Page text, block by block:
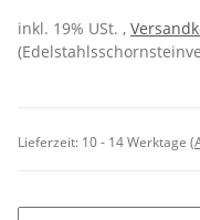
inkl. 19% USt. ,
Lieferzeit: 10 - 14 Werktage